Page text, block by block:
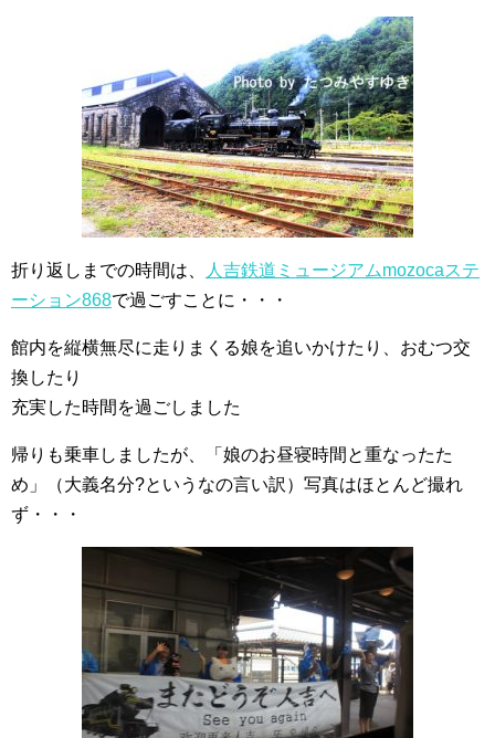
折り返しまでの時間は、
人吉鉄道ミュージアムmozocaステ
ーション868で過ごすことに・・・
館内を縦横無尽に走りまくる娘を追いかけたり、おむつ交
換したり
充実した時間を過ごしました
帰りも乗車しましたが、「娘のお昼寝時間と重なったた
め」（大義名分?というなの言い訳）写真はほとんど撮れ
ず・・・